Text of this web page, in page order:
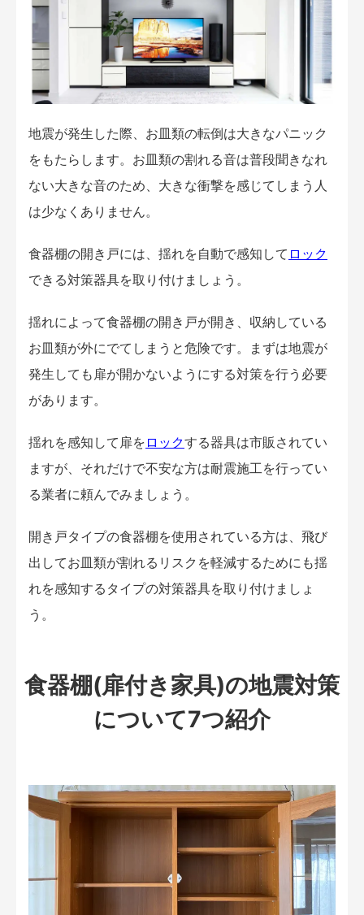
地震が発生した際、お皿類の転倒は大きなパニック
をもたらします。お皿類の割れる音は普段聞きなれ
ない大きな音のため、大きな衝撃を感じてしまう人
は少なくありません。
食器棚の開き戸には、揺れを自動で感知して ロック
できる対策器具を取り付けましょう。
揺れによって食器棚の開き戸が開き、収納している
お皿類が外にでてしまうと危険です。まずは地震が
発生しても扉が開かないようにする対策を行う必要
があります。
揺れを感知して扉を ロックする器具は市販されてい
ますが、それだけで不安な方は耐震施工を行ってい
る業者に頼んでみましょう。
開き戸タイプの食器棚を使用されている方は、飛び
出してお皿類が割れるリスクを軽減するためにも揺
れを感知するタイプの対策器具を取り付けましょ
う。
食器棚(扉付き家具)の地震対策
について7つ紹介